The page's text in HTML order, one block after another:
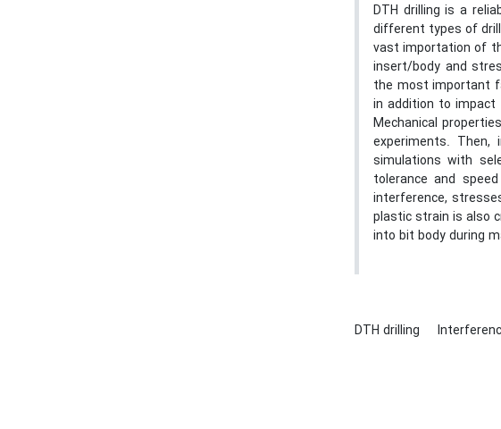
DTH drilling is a
different types of
vast importation of
insert/body and
the most important
in addition to
Mechanical
experiments.
simulations with
tolerance and
interference,
plastic strain is also
into bit body during
DTH drilling